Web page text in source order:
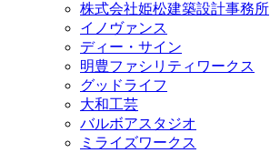
株式会社姫松建築設計事務所
イノヴァンス
ディー・サイン
明豊ファシリティワークス
グッドライフ
大和工芸
バルボアスタジオ
ミライズワークス